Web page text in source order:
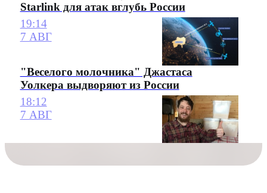
Starlink для атак вглубь России
19:14
7 АВГ
"Веселого молочника" Джастаса
Уолкера выдворяют из России
18:12
7 АВГ